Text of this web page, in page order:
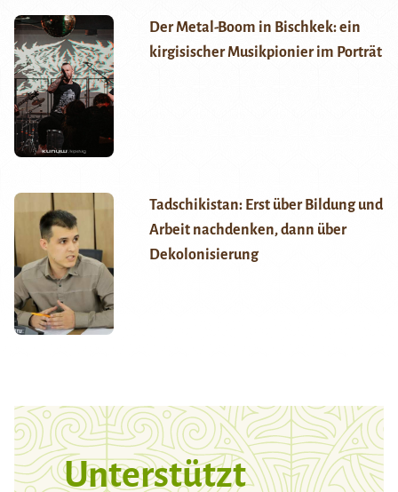
Der Metal-Boom in Bischkek: ein
kirgisischer Musikpionier im Porträt
Tadschikistan: Erst über Bildung und
Arbeit nachdenken, dann über
Dekolonisierung
Unterstützt